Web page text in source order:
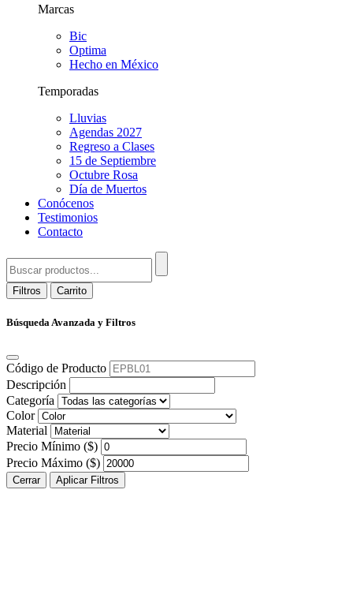
Marcas
Bic
Optima
Hecho en México
Temporadas
Lluvias
Agendas 2027
Regreso a Clases
15 de Septiembre
Octubre Rosa
Día de Muertos
Conócenos
Testimonios
Contacto
Filtros Carrito
Búsqueda Avanzada y Filtros
Código de Producto
Descripción
Categoría
Color
Material
Precio Mínimo ($)
Precio Máximo ($)
Cerrar Aplicar Filtros